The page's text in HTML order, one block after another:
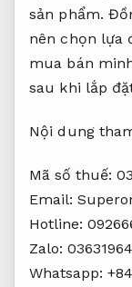
sản phẩm.
nên chọn lựa
mua bán
sau khi lắp
Nội dung
Mã số thuế:
Email:
Hotline:
Zalo:
Whatsapp: